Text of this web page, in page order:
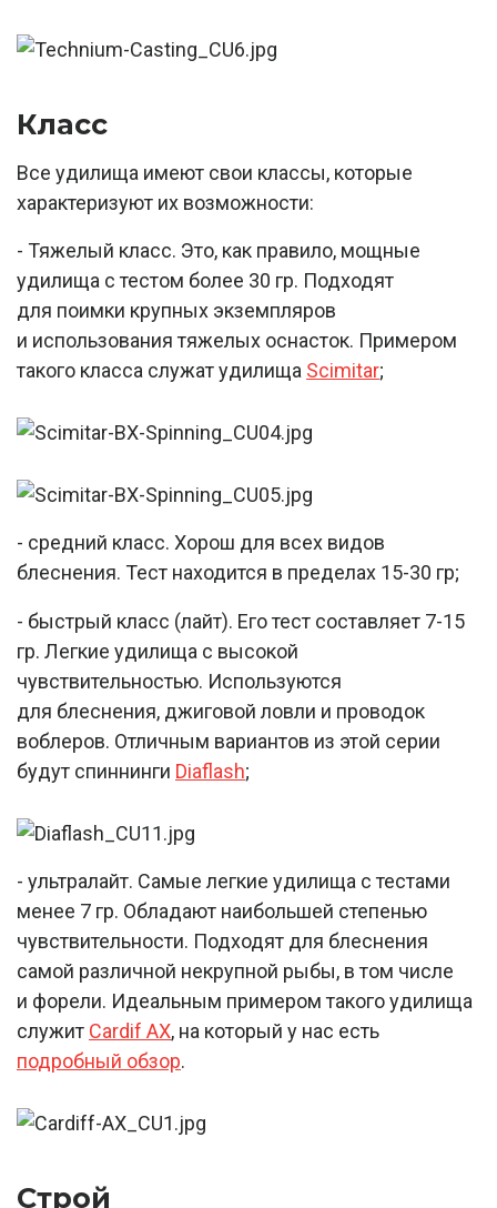
Класс
Все удилища имеют свои классы, которые
характеризуют их возможности:
- Тяжелый класс. Это, как правило, мощные
удилища с тестом более 30 гр. Подходят
для поимки крупных экземпляров
и использования тяжелых оснасток. Примером
такого класса служат удилища Scimitar;
- средний класс. Хорош для всех видов
блеснения. Тест находится в пределах 15-30 гр;
- быстрый класс (лайт). Его тест составляет 7-15
гр. Легкие удилища с высокой
чувствительностью. Используются
для блеснения, джиговой ловли и проводок
воблеров. Отличным вариантов из этой серии
будут спиннинги Diaflash;
- ультралайт. Самые легкие удилища с тестами
менее 7 гр. Обладают наибольшей степенью
чувствительности. Подходят для блеснения
самой различной некрупной рыбы, в том числе
и форели. Идеальным примером такого удилища
служит Cardif AX, на который у нас есть
подробный обзор.
Строй